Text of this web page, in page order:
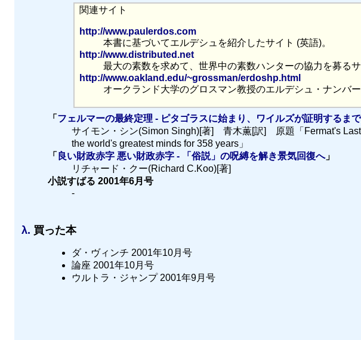
関連サイト
http://www.paulerdos.com
本書に基づいてエルデシュを紹介したサイト (英語)。
http://www.distributed.net
最大の素数を求めて、世界中の素数ハンターの協力を募る
http://www.oakland.edu/~grossman/erdoshp.html
オークランド大学のグロスマン教授のエルデシュ・ナンバ
「 フェルマーの最終定理 - ピタゴラスに始まり、ワイルズが証明するまで
サイモン・シン(Simon Singh)[著] 青木薫[訳] 原題「Fermat's Last
the world's greatest minds for 358 years」
「 良い財政赤字 悪い財政赤字 - 「俗説」の呪縛を解き景気回復へ」
リチャード・クー(Richard C.Koo)[著]
小説すばる 2001年6月号
-
λ. 買った本
ダ・ヴィンチ 2001年10月号
論座 2001年10月号
ウルトラ・ジャンプ 2001年9月号